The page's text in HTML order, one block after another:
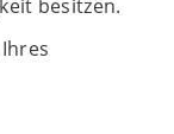
besitzen.